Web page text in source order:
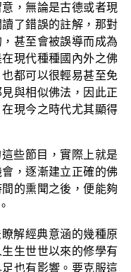
，無論是古德或者現
了錯誤的註解，那對
甚至會被誤導而成為
現代種種國內外之佛
都可以很輕易甚至免
與相似佛法，因此正
現今之時代尤其顯得
些節目，實際上就是
，逐漸建立正確的佛
的熏聞之後，便能夠
解經典意涵的幾種原
生世世以來的修學有
也有影響。要克服這